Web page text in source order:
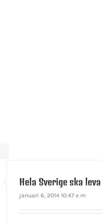
Hela Sverige ska leva
januari 6, 2014 10:47 e m